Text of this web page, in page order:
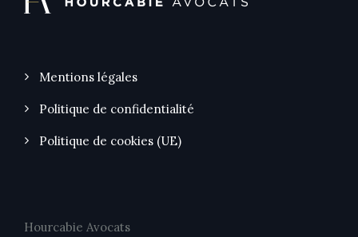
Mentions légales
Politique de confidentialité
Politique de cookies (UE)
Hourcabie Avocats